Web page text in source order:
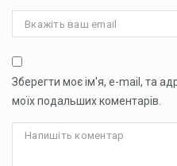
Зберегти моє ім'я, e-mail, та
моїх подальших коментарів.